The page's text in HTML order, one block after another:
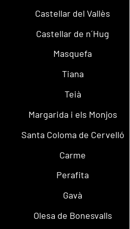
Castellar del Vallès
Castellar de n´Hug
Masquefa
Tiana
Teià
Margarida i els Monjos
Santa Coloma de Cervelló
Carme
Perafita
Gavà
Olesa de Bonesvalls